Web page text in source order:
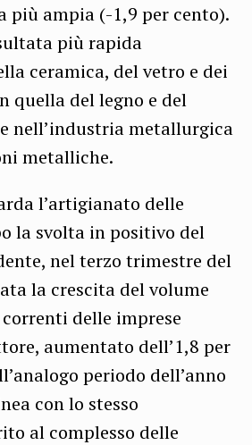
più ampia (-1,9 per cento).
più rapida
ceramica, del vetro e dei
quella del legno e del
nell’industria metallurgica
metalliche.
l’artigianato delle
la svolta in positivo del
nel terzo trimestre del
la crescita del volume
delle imprese
aumentato dell’1,8 per
periodo dell’anno
con lo stesso
al complesso delle